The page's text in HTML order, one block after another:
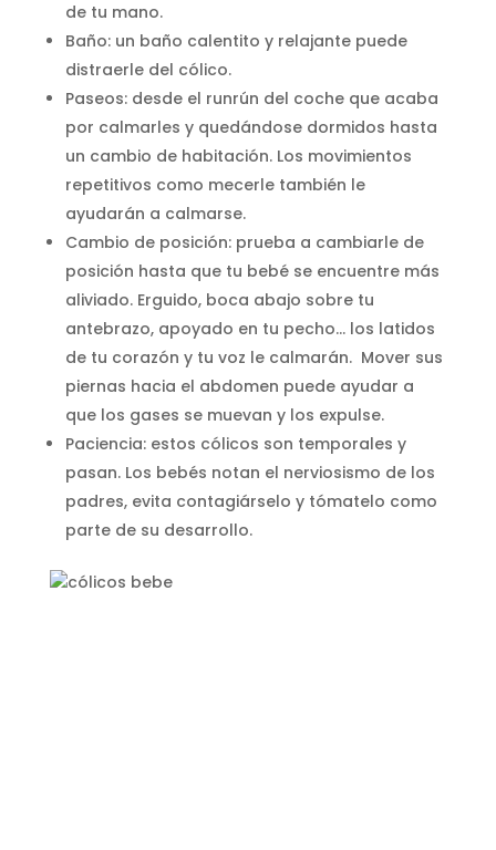
de tu mano.
Baño: un baño calentito y relajante puede
distraerle del cólico.
Paseos: desde el runrún del coche que acaba
por calmarles y quedándose dormidos hasta
un cambio de habitación. Los movimientos
repetitivos como mecerle también le
ayudarán a calmarse.
Cambio de posición: prueba a cambiarle de
posición hasta que tu bebé se encuentre más
aliviado. Erguido, boca abajo sobre tu
antebrazo, apoyado en tu pecho… los latidos
de tu corazón y tu voz le calmarán. Mover sus
piernas hacia el abdomen puede ayudar a
que los gases se muevan y los expulse.
Paciencia: estos cólicos son temporales y
pasan. Los bebés notan el nerviosismo de los
padres, evita contagiárselo y tómatelo como
parte de su desarrollo.